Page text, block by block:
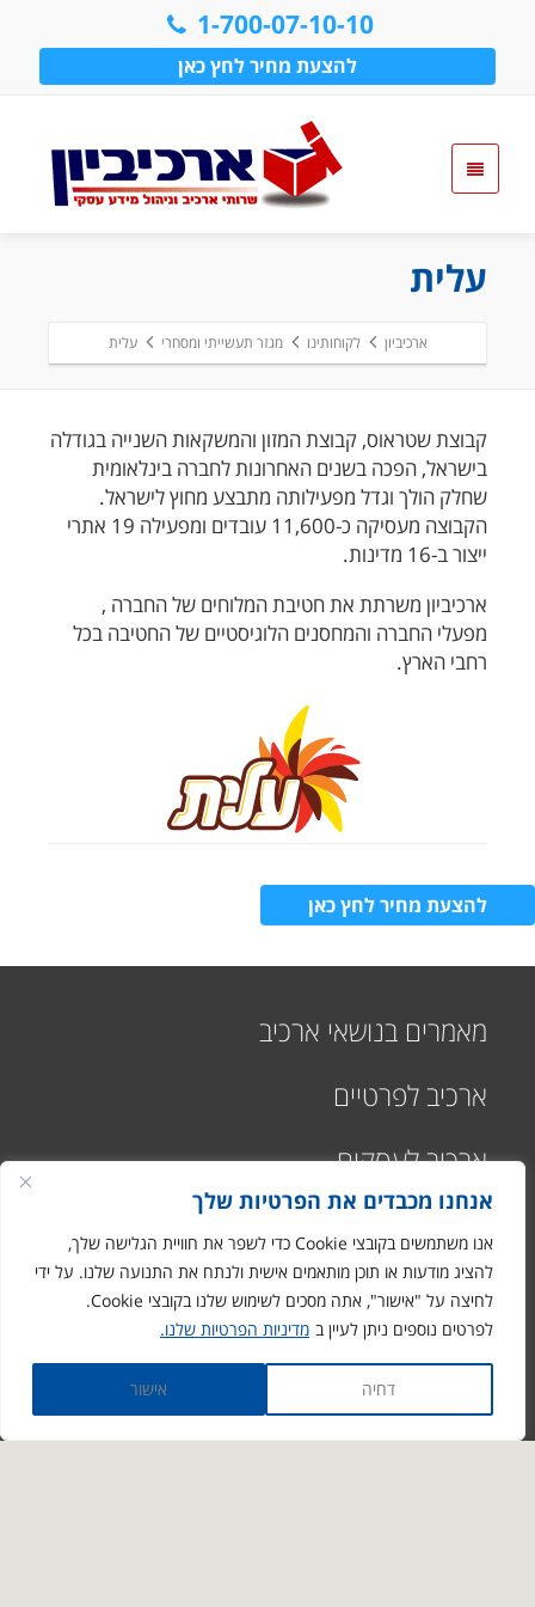
אנחנו מכבדים את הפרטיות שלך
אנו משתמשים בקובצי Cookie כדי לשפר את חוויית הגלישה שלך,
להציג מודעות או תוכן מותאמים אישית ולנתח את התנועה שלנו. על ידי
לחיצה על "אישור", אתה מסכים לשימוש שלנו בקובצי Cookie.
לפרטים נוספים ניתן לעיין ב מדיניות הפרטיות שלנו.
דחיה אישור
1-700-07-10-10
להצעת מחיר לחץ כאן
עלית
ארכיביון לקוחותינו מגזר תעשייתי ומסחרי עלית
קבוצת שטראוס, קבוצת המזון והמשקאות השנייה בגודלה
בישראל, הפכה בשנים האחרונות לחברה בינלאומית
שחלק הולך וגדל מפעילותה מתבצע מחוץ לישראל.
הקבוצה מעסיקה כ-11,600 עובדים ומפעילה 19 אתרי
ייצור ב-16 מדינות.
ארכיביון משרתת את חטיבת המלוחים של החברה ,
מפעלי החברה והמחסנים הלוגיסטיים של החטיבה בכל
רחבי הארץ.
להצעת מחיר לחץ כאן
מאמרים בנושאי ארכיב
ארכיב לפרטיים
ארכיב לעסקים
רח' התעשיה 1
מבוא חורון
ronen@arciv.co.il
1-700-07-10-10